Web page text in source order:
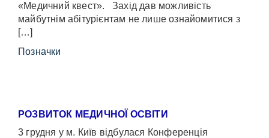
«Медичний квест». Захід дав можливість
майбутнім абітурієнтам не лише ознайомитися з
[…]
Позначки
РОЗВИТОК МЕДИЧНОЇ ОСВІТИ
3 грудня у м. Київ відбулася Конференція